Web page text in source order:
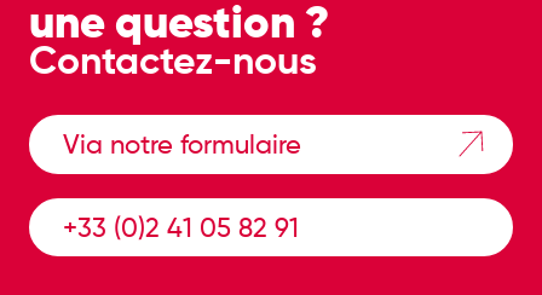
une question ?
Contactez-nous
Via notre formulaire
+33 (0)2 41 05 82 91